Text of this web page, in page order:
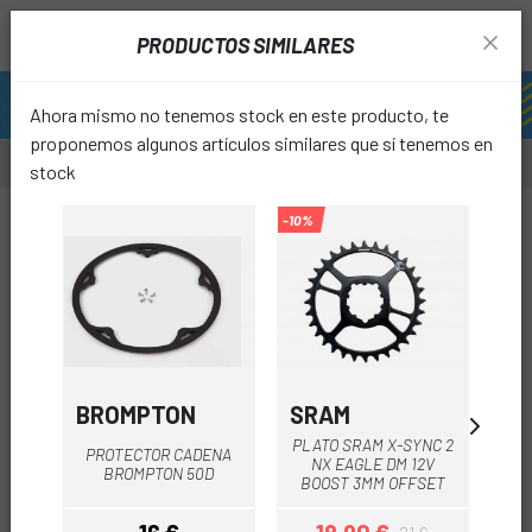
PRODUCTOS SIMILARES
Ahora mismo no tenemos stock en este producto, te
proponemos algunos artículos similares que sí tenemos en
stock
BROMPTON
PROTECTOR CADENA
BROMPTON 50D
-10%
SRAM
PLATO SRAM X-SYNC 2
NX EAGLE DM 12V
BOOST 3MM OFFSET